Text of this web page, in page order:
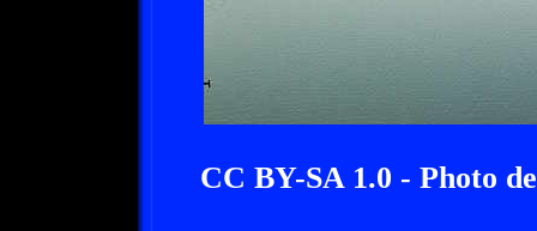
CC BY-SA 1.0 - Photo